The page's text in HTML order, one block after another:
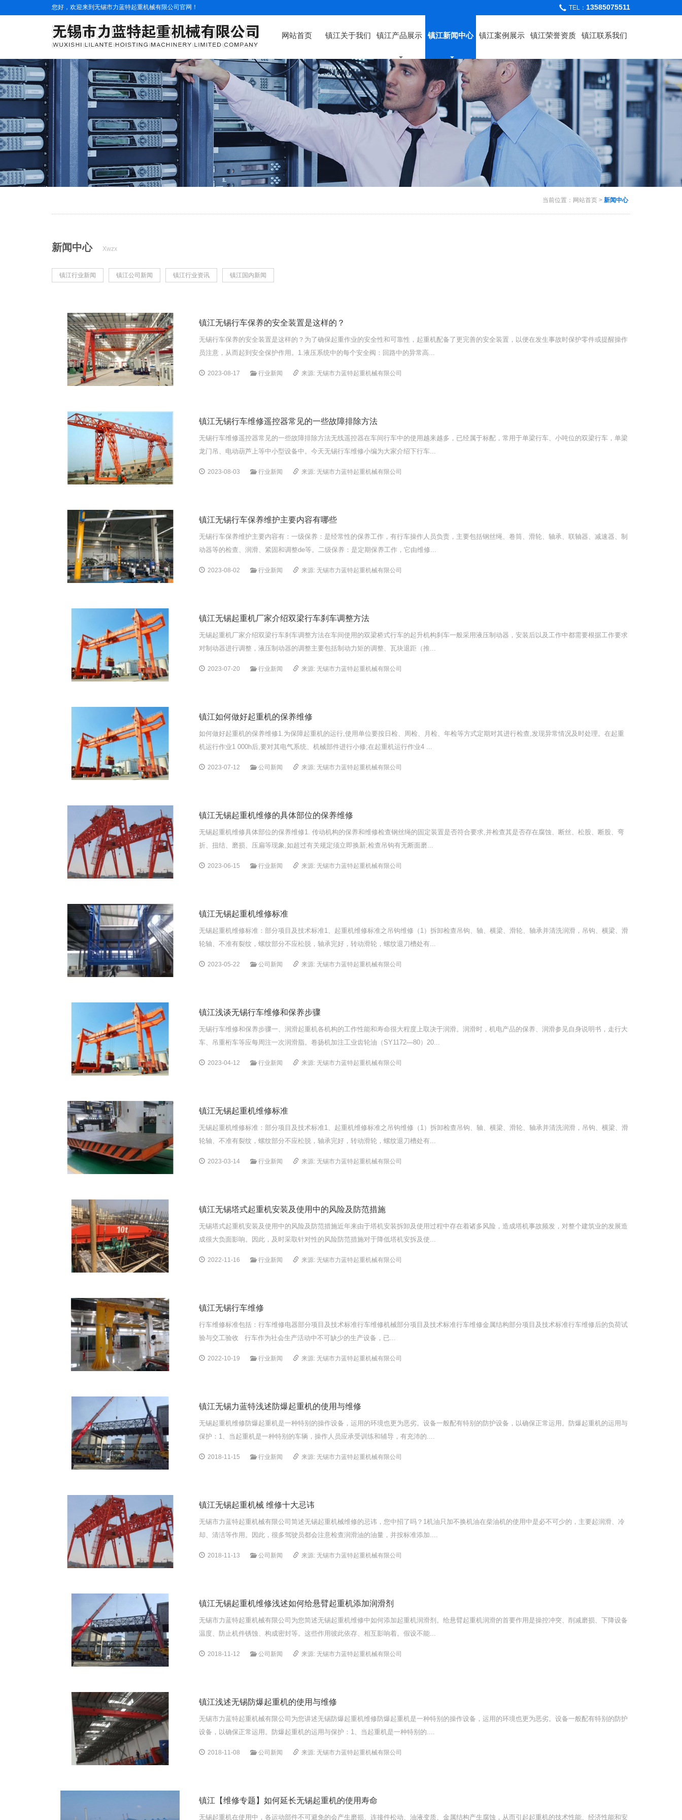
您好，欢迎来到无锡市力蓝特起重机械有限公司官网！ TEL： 13585075511
网站首页 镇江关于我们 镇江产品展示 镇江新闻中心 镇江案例展示 镇江荣誉资质 镇江联系我们
当前位置： 网站首页 > 新闻中心
新闻中心 Xwzx
镇江行业新闻 镇江公司新闻 镇江行业资讯 镇江国内新闻
镇江无锡行车保养的安全装置是这样的？
无锡行车保养的安全装置是这样的？为了确保起重作业的安全性和可靠性，起重机配备了更完善的安全装置，以便在发生事故时保护零件或提醒操作
员注意，从而起到安全保护作用。1.液压系统中的每个安全阀：回路中的异常高...
2023-08-17 行业新闻 来源: 无锡市力蓝特起重机械有限公司
镇江无锡行车维修遥控器常见的一些故障排除方法
无锡行车维修遥控器常见的一些故障排除方法无线遥控器在车间行车中的使用越来越多，已经属于标配，常用于单梁行车、小吨位的双梁行车，单梁
龙门吊、电动葫芦上等中小型设备中。今天无锡行车维修小编为大家介绍下行车...
2023-08-03 行业新闻 来源: 无锡市力蓝特起重机械有限公司
镇江无锡行车保养维护主要内容有哪些
无锡行车保养维护主要内容有：一级保养：是经常性的保养工作，有行车操作人员负责，主要包括钢丝绳、卷筒、滑轮、轴承、联轴器、减速器、制
动器等的检查、润滑、紧固和调整de等。二级保养：是定期保养工作，它由维修...
2023-08-02 行业新闻 来源: 无锡市力蓝特起重机械有限公司
镇江无锡起重机厂家介绍双梁行车刹车调整方法
无锡起重机厂家介绍双梁行车刹车调整方法在车间使用的双梁桥式行车的起升机构刹车一般采用液压制动器，安装后以及工作中都需要根据工作要求
对制动器进行调整，液压制动器的调整主要包括制动力矩的调整、瓦块退距（推...
2023-07-20 行业新闻 来源: 无锡市力蓝特起重机械有限公司
镇江如何做好起重机的保养维修
如何做好起重机的保养维修1.为保障起重机的运行,使用单位要按日检、周检、月检、年检等方式定期对其进行检查,发现异常情况及时处理。在起重
机运行作业1 000h后,要对其电气系统、机械部件进行小修;在起重机运行作业4 ...
2023-07-12 公司新闻 来源: 无锡市力蓝特起重机械有限公司
镇江无锡起重机维修的具体部位的保养维修
无锡起重机维修具体部位的保养维修1. 传动机构的保养和维修检查钢丝绳的固定装置是否符合要求,并检查其是否存在腐蚀、断丝、松股、断股、弯
折、扭结、磨损、压扁等现象,如超过有关规定须立即换新;检查吊钩有无断面磨...
2023-06-15 行业新闻 来源: 无锡市力蓝特起重机械有限公司
镇江无锡起重机维修标准
无锡起重机维修标准：部分项目及技术标准1、起重机维修标准之吊钩维修（1）拆卸检查吊钩、轴、横梁、滑轮、轴承并清洗润滑，吊钩、横梁、滑
轮轴、不准有裂纹，螺纹部分不应松脱，轴承完好，转动滑轮，螺纹退刀槽处有...
2023-05-22 公司新闻 来源: 无锡市力蓝特起重机械有限公司
镇江浅谈无锡行车维修和保养步骤
无锡行车维修和保养步骤一、润滑起重机各机构的工作性能和寿命很大程度上取决于润滑。润滑时，机电产品的保养、润滑参见自身说明书，走行大
车、吊重桁车等应每周注一次润滑脂。卷扬机加注工业齿轮油（SY1172—80）20...
2023-04-12 行业新闻 来源: 无锡市力蓝特起重机械有限公司
镇江无锡起重机维修标准
无锡起重机维修标准：部分项目及技术标准1、起重机维修标准之吊钩维修（1）拆卸检查吊钩、轴、横梁、滑轮、轴承并清洗润滑，吊钩、横梁、滑
轮轴、不准有裂纹，螺纹部分不应松脱，轴承完好，转动滑轮，螺纹退刀槽处有...
2023-03-14 行业新闻 来源: 无锡市力蓝特起重机械有限公司
镇江无锡塔式起重机安装及使用中的风险及防范措施
无锡塔式起重机安装及使用中的风险及防范措施近年来由于塔机安装拆卸及使用过程中存在着诸多风险，造成塔机事故频发，对整个建筑业的发展造
成很大负面影响。因此，及时采取针对性的风险防范措施对于降低塔机安拆及使...
2022-11-16 行业新闻 来源: 无锡市力蓝特起重机械有限公司
镇江无锡行车维修
行车维修标准包括：行车维修电器部分项目及技术标准行车维修机械部分项目及技术标准行车维修金属结构部分项目及技术标准行车维修后的负荷试
验与交工验收 行车作为社会生产活动中不可缺少的生产设备，已...
2022-10-19 行业新闻 来源: 无锡市力蓝特起重机械有限公司
镇江无锡力蓝特浅述防爆起重机的使用与维修
无锡起重机维修防爆起重机是一种特别的操作设备，运用的环境也更为恶劣。设备一般配有特别的防护设备，以确保正常运用。防爆起重机的运用与
保护：1、当起重机是一种特别的车辆，操作人员应承受训练和辅导，有充沛的....
2018-11-15 行业新闻 来源: 无锡市力蓝特起重机械有限公司
镇江无锡起重机械 维修十大忌讳
无锡市力蓝特起重机械有限公司简述无锡起重机械维修的忌讳，您中招了吗？1机油只加不换机油在柴油机的使用中是必不可少的，主要起润滑、冷
却、清洁等作用。因此，很多驾驶员都会注意检查润滑油的油量，并按标准添加....
2018-11-13 公司新闻 来源: 无锡市力蓝特起重机械有限公司
镇江无锡起重机维修浅述如何给悬臂起重机添加润滑剂
无锡市力蓝特起重机械有限公司为您简述无锡起重机维修中如何添加起重机润滑剂。给悬臂起重机润滑的首要作用是操控冲突、削减磨损、下降设备
温度、防止机件锈蚀、构成密封等。这些作用彼此依存、相互影响着。假设不能...
2018-11-12 公司新闻 来源: 无锡市力蓝特起重机械有限公司
镇江浅述无锡防爆起重机的使用与维修
无锡市力蓝特起重机械有限公司为您讲述无锡防爆起重机维修防爆起重机是一种特别的操作设备，运用的环境也更为恶劣。设备一般配有特别的防护
设备，以确保正常运用。防爆起重机的运用与保护：1、当起重机是一种特别的....
2018-11-08 公司新闻 来源: 无锡市力蓝特起重机械有限公司
镇江【维修专题】如何延长无锡起重机的使用寿命
无锡起重机在使用中，各运动部件不可避免的会产生磨损、连接件松动、油液变质、金属结构产生腐蚀，从而引起起重机的技术性能、经济性能和安